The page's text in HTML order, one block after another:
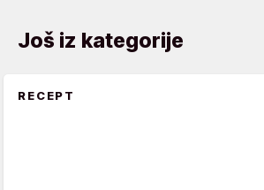
Još iz kategorije
RECEPT